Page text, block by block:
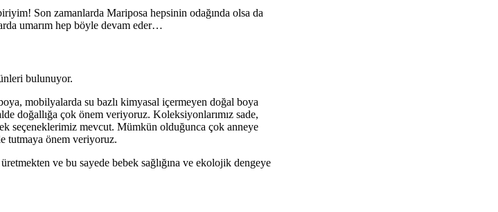
Son zamanlarda Mariposa hepsinin odağında olsa da
umarım hep böyle devam eder…
bulunuyor.
mobilyalarda su bazlı kimyasal içermeyen doğal boya
doğallığa çok önem veriyoruz. Koleksiyonlarımız sade,
seçeneklerimiz mevcut. Mümkün olduğunca çok anneye
tutmaya önem veriyoruz.
ve bu sayede bebek sağlığına ve ekolojik dengeye